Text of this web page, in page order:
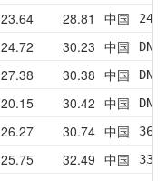
23.64 28.81 中国
24.72 30.23 中国
27.38 30.38 中国
20.15 30.42 中国
26.27 30.74 中国
25.75 32.49 中国